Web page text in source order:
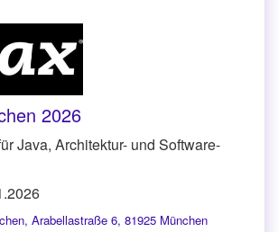
2026
Java, Architektur- und Software-
, Arabellastraße 6, 81925 München